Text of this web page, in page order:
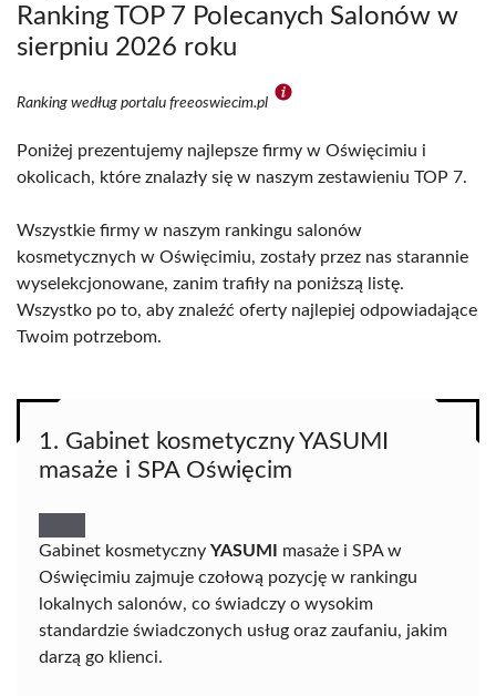
Ranking TOP 7 Polecanych Salonów w
sierpniu 2026 roku
Ranking według portalu freeoswiecim.pl
Poniżej prezentujemy najlepsze firmy w Oświęcimiu i
okolicach, które znalazły się w naszym zestawieniu TOP 7.
Wszystkie firmy w naszym rankingu salonów
kosmetycznych w Oświęcimiu, zostały przez nas starannie
wyselekcjonowane, zanim trafiły na poniższą listę.
Wszystko po to, aby znaleźć oferty najlepiej odpowiadające
Twoim potrzebom.
1. Gabinet kosmetyczny YASUMI
masaże i SPA Oświęcim
Gabinet kosmetyczny YASUMI
masaże i SPA w
Oświęcimiu zajmuje czołową pozycję w rankingu
lokalnych salonów, co świadczy o wysokim
standardzie świadczonych usług oraz zaufaniu, jakim
darzą go klienci.